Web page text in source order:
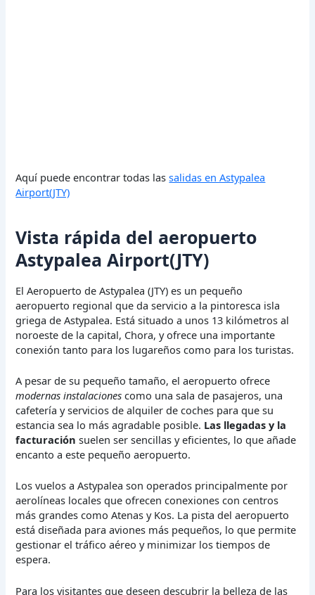
Aquí puede encontrar todas lassalidas en Astypalea
Airport(JTY)
Vista rápida del aeropuerto
Astypalea Airport(JTY)
El Aeropuerto de Astypalea (JTY) es un pequeño
aeropuerto regional que da servicio a la pintoresca isla
griega de Astypalea. Está situado a unos 13 kilómetros al
noroeste de la capital, Chora, y ofrece una importante
conexión tanto para los lugareños como para los turistas.
A pesar de su pequeño tamaño, el aeropuerto ofrece
modernas instalaciones como una sala de pasajeros, una
cafetería y servicios de alquiler de coches para que su
estancia sea lo más agradable posible. Las llegadas y la
facturación suelen ser sencillas y eficientes, lo que añade
encanto a este pequeño aeropuerto.
Los vuelos a Astypalea son operados principalmente por
aerolíneas locales que ofrecen conexiones con centros
más grandes como Atenas y Kos. La pista del aeropuerto
está diseñada para aviones más pequeños, lo que permite
gestionar el tráfico aéreo y minimizar los tiempos de
espera.
Para los visitantes que deseen descubrir la belleza de las